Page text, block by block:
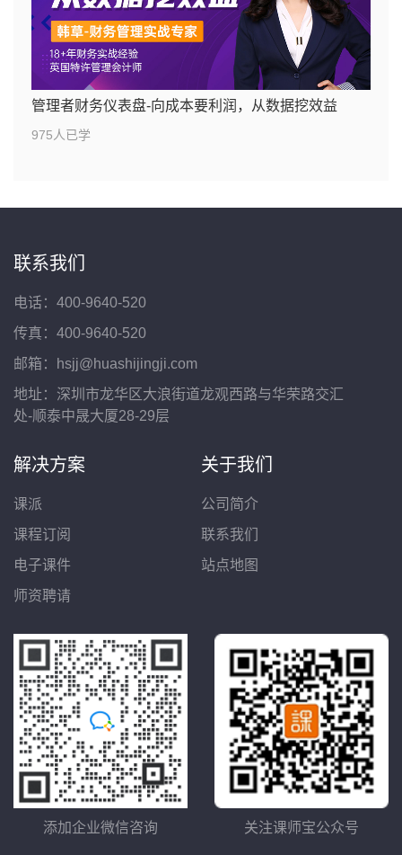
管理者财务仪表盘-向成本要利润，从数据挖效益
975人已学
联系我们
电话：400-9640-520
传真：400-9640-520
邮箱：hsjj@huashijingji.com
地址：深圳市龙华区大浪街道龙观西路与华荣路交汇
处-顺泰中晟大厦28-29层
解决方案
课派
课程订阅
电子课件
师资聘请
关于我们
公司简介
联系我们
站点地图
添加企业微信咨询 关注课师宝公众号